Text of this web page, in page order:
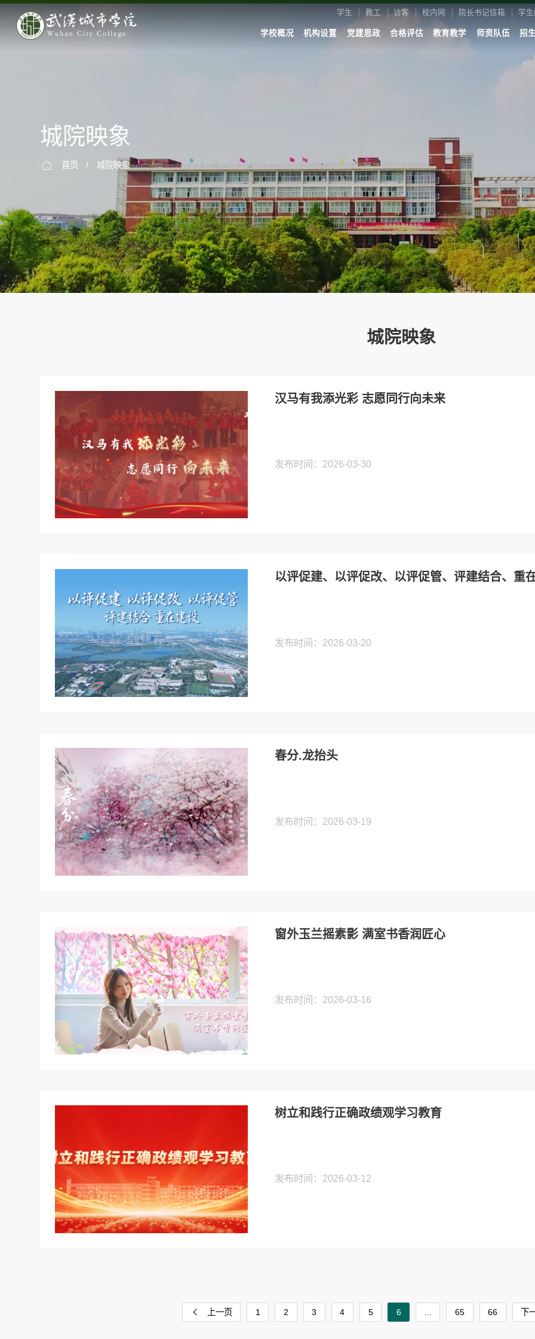
学生 教工 访客 校内网 院长书记信箱 学
学校概况 机构设置 党建思政 合格评估 教育教学 师资队伍 招
城院映象
首页 / 城院映象
城院映象
汉马有我添光彩 志愿同行向未来
发布时间：2026-03-30
以评促建、以评促改、以评促管、评建结合、重
发布时间：2026-03-20
春分.龙抬头
发布时间：2026-03-19
窗外玉兰摇素影 满室书香润匠心
发布时间：2026-03-16
树立和践行正确政绩观学习教育
发布时间：2026-03-12
上一页 1 2 3 4 5 6 65 66 下